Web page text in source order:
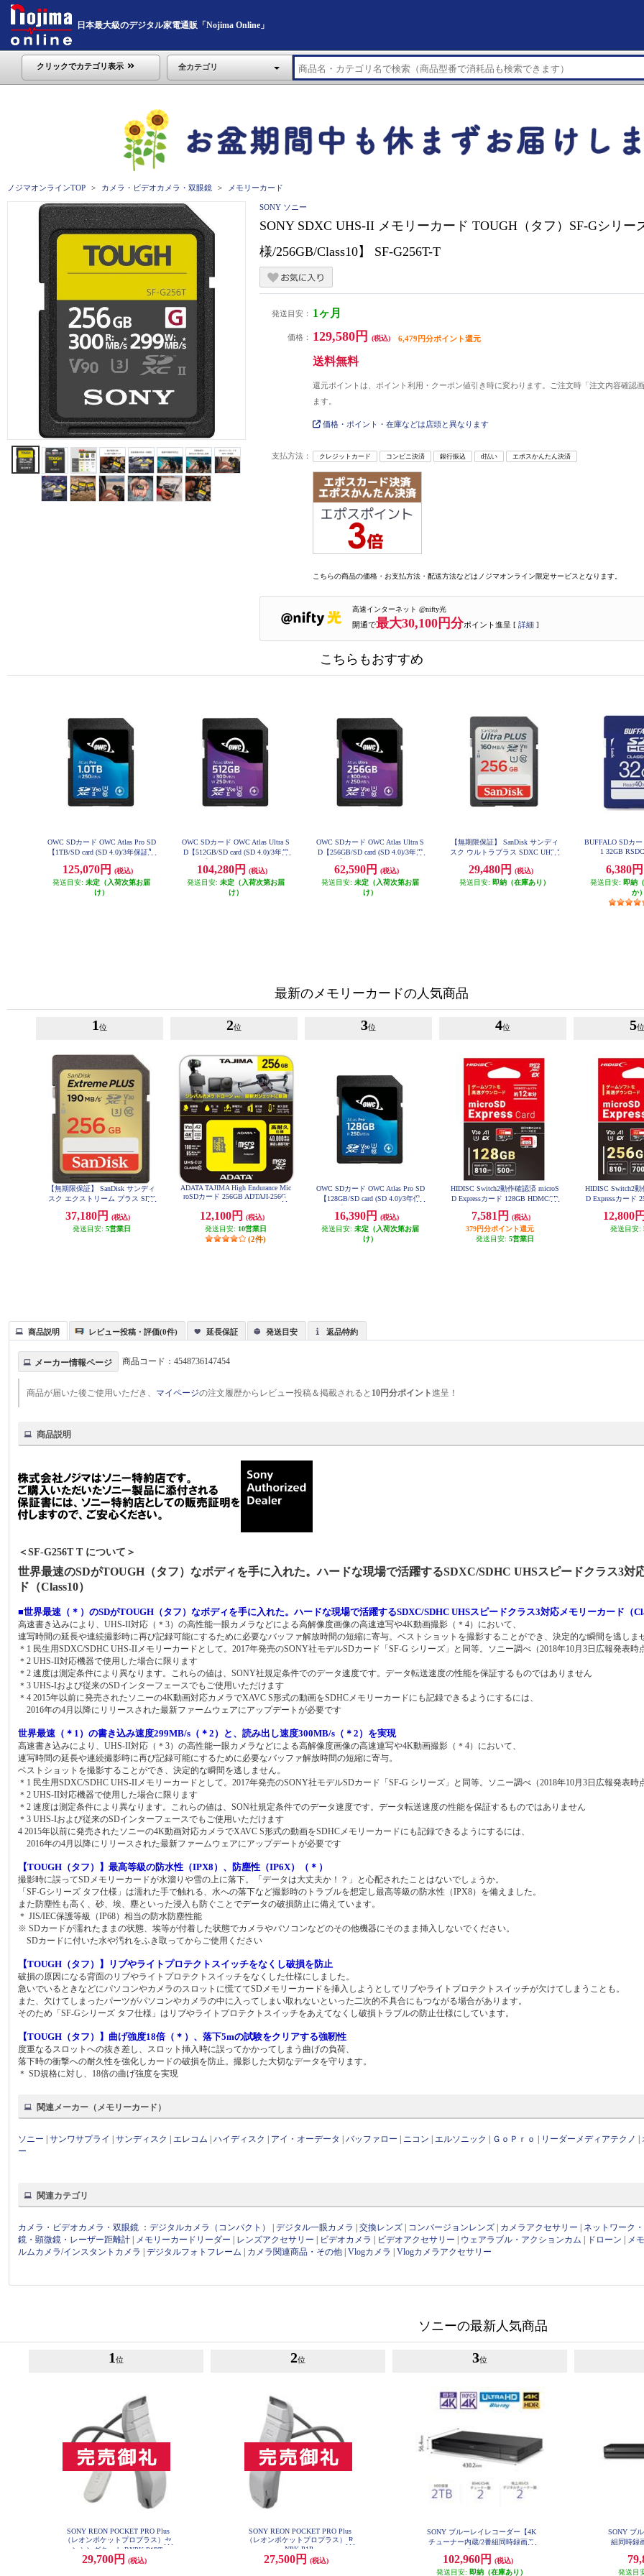
日本最大級のデジタル家電通販「Nojima Online」
クリックでカテゴリ表示 全カテゴリ
ノジマオンラインTOP カメラ・ビデオカメラ・双眼鏡 メモリーカード
SONY ソニー
SONY SDXC UHS-II メモリーカード TOUGH（タフ）SF-Gシリー
様/256GB/Class10】 SF-G256T-T
発送目安： 1ヶ月
価格： 129,580円 (税込) 6,479円分ポイント還元
送料無料
還元ポイントは、ポイント利用・クーポン値引き時に変わります。ご注文時「注文内容確認
ます。
価格・ポイント・在庫などは店頭と異なります
支払方法： クレジットカード コンビニ決済 銀行振込 d払い エポスかんたん決済
こちらの商品の価格・お支払方法・配送方法などはノジマオンライン限定サービスとなります。
高速インターネット @nifty光
開通で最大30,100円分ポイント進呈 [ 詳細 ]
こちらもおすすめ
OWC SDカード OWC Atlas Pro SD
【1TB/SD card (SD 4.0)/3年保証】
125,070円
(税込)
発送目安: 未定（入荷次第お届
け）
OWC SDカード OWC Atlas Ultra S
D【512GB/SD card (SD 4.0)/3年保
104,280円
(税込)
発送目安: 未定（入荷次第お届
け）
OWC SDカード OWC Atlas Ultra S
D【256GB/SD card (SD 4.0)/3年保
62,590円
(税込)
発送目安: 未定（入荷次第お届
け）
【無期限保証】 SanDisk サンディ
スク ウルトラプラス SDXC UHS-I
3IN
29,480円
(税込)
発送目安: 即納（在庫あり）
BUFFALO SDカ
1 32GB
6,380円
発送目安: 即納
か）
最新のメモリーカードの人気商品
1 位
【無期限保証】 SanDisk サンディ
スク エクストリーム プラス SDX
256G-JNJIP
37,180円
(税込)
発送目安: 5営業日
2位
ADATA TAJIMA High Endurance Mic
roSDカード 256GB ADTAJI-256G
12,100円
(税込)
発送目安: 10営業日
(2件)
3位
OWC SDカード OWC Atlas Pro SD
【128GB/SD card (SD 4.0)/3年保
16,390円
(税込)
発送目安: 未定（入荷次第お届
け）
4位
HIDISC Switch2動作確認済 microS
D Expressカード 128GB HDMCSD
7,581円
(税込)
379円分ポイント還元
発送目安: 5営業日
5位
HIDISC Switch2動
D Expressカード
12,800円
発送目安:
商品説明 レビュー投稿・評価(0件) 延長保証 発送目安 返品特約
メーカー情報ページ 商品コード：4548736147454
商品が届いた後ご使用いただき、 マイページの注文履歴からレビュー投稿＆掲載されると 10円分ポイント進呈！
商品説明
＜SF-G256T T について＞
世界最速のSDがTOUGH（タフ）なボディを手に入れた。ハードな現場で活躍するSDXC/SDHC UHSスピードクラス3対
ド（Class10）
■世界最速（＊）のSDがTOUGH（タフ）なボディを手に入れた。ハードな現場で活躍するSDXC/SDHC UHSスピードクラス3対応メモリーカード（
高速書き込みにより、UHS-II対応（＊3）の高性能一眼カメラなどによる高解像度画像の高速連写や4K動画撮影（＊4）において、
連写時間の延長や連続撮影時に再び記録可能にするために必要なバッファ解放時間の短縮に寄与。ベストショットを撮影することができ、決定的な瞬間を逃しま
＊1 民生用SDXC/SDHC UHS-IIメモリーカードとして。2017年発売のSONY社モデルSDカード「SF-G シリーズ」と同等。ソニー調べ（2018年10月3日広報発表時
＊2 UHS-II対応機器で使用した場合に限ります
＊2 速度は測定条件により異なります。これらの値は、SONY社規定条件でのデータ速度です。データ転送速度の性能を保証するものではありません
＊3 UHS-Iおよび従来のSDインターフェースでもご使用いただけます
＊4 2015年以前に発売されたソニーの4K動画対応カメラでXAVC S形式の動画をSDHCメモリーカードにも記録できるようにするには、
2016年の4月以降にリリースされた最新ファームウェアにアップデートが必要です
世界最速（＊1）の書き込み速度299MB/s（＊2）と、読み出し速度300MB/s（＊2）を実現
高速書き込みにより、UHS-II対応（＊3）の高性能一眼カメラなどによる高解像度画像の高速連写や4K動画撮影（＊4）において、
連写時間の延長や連続撮影時に再び記録可能にするために必要なバッファ解放時間の短縮に寄与。
ベストショットを撮影することができ、決定的な瞬間を逃しません。
＊1 民生用SDXC/SDHC UHS-IIメモリーカードとして。2017年発売のSONY社モデルSDカード「SF-G シリーズ」と同等。ソニー調べ（2018年10月3日広報発表時
＊2 UHS-II対応機器で使用した場合に限ります
＊2 速度は測定条件により異なります。これらの値は、SON社規定条件でのデータ速度です。データ転送速度の性能を保証するものではありません
＊3 UHS-Iおよび従来のSDインターフェースでもご使用いただけます
4 2015年以前に発売されたソニーの4K動画対応カメラでXAVC S形式の動画をSDHCメモリーカードにも記録できるようにするには、
2016年の4月以降にリリースされた最新ファームウェアにアップデートが必要です
【TOUGH（タフ）】最高等級の防水性（IPX8）、防塵性（IP6X）（＊）
撮影時に誤ってSDメモリーカードが水溜りや雪の上に落下。「データは大丈夫か！？」と心配されたことはないでしょうか。
「SF-Gシリーズ タフ仕様」は濡れた手で触れる、水への落下など撮影時のトラブルを想定し最高等級の防水性（IPX8）を備えました。
また防塵性も高く、砂、埃、塵といった浸入も防ぐことでデータの破損防止に備えています。
＊ JIS/IEC保護等級（IP68）相当の防水防塵性能
※ SDカードが濡れたままの状態、埃等が付着した状態でカメラやパソコンなどのその他機器にそのまま挿入しないでください。
SDカードに付いた水や汚れをふき取ってからご使用ください
【TOUGH（タフ）】リブやライトプロテクトスイッチをなくし破損を防止
破損の原因になる背面のリブやライトプロテクトスイッチをなくした仕様にしました。
急いでいるときなどにパソコンやカメラのスロットに慌ててSDメモリーカードを挿入しようとしてリブやライトプロテクトスイッチが欠けてしまうことも。
また、欠けてしまったパーツがパソコンやカメラの中に入ってしまい取れないといった二次的不具合にもつながる場合があります。
そのため「SF-Gシリーズ タフ仕様」はリブやライトプロテクトスイッチをあえてなくし破損トラブルの防止仕様にしています。
【TOUGH（タフ）】曲げ強度18倍（＊）、落下5mの試験をクリアする強靭性
度重なるスロットへの抜き差し、スロット挿入時に誤ってかかってしまう曲げの負荷、
落下時の衝撃への耐久性を強化しカードの破損を防止。撮影した大切なデータを守ります。
＊ SD規格に対し、18倍の曲げ強度を実現
関連メーカー（メモリーカード）
ソニー |サンワサプライ |サンディスク エレコム |ハイディスク アイ・オーデータ |バッファロー ニコン エルソニック ＧｏＰｒｏ リーダーメディアテクノ
ー
関連カテゴリ
カメラ・ビデオカメラ・双眼鏡 ：デジタルカメラ（コンパクト） |デジタル一眼カメラ |交換レンズ コンバージョンレンズ カメラアクセサリー ネットワーク
鏡・顕微鏡・レーザー距離計
メモリーカードリーダー レンズアクセサリー ビデオカメラ ビデオアクセサリー ウェアラブル・アクションカム ドローン メ
ルムカメラ/インスタントカメラ
|デジタルフォトフレーム カメラ関連商品・その他 |Vlogカメラ |Vlogカメラアクセサリー
ソニーの最新人気商品
1 位
SONY REON POCKET PRO Plus
（レオンポケットプロプラス）セ
ンシングキット RNPK-P1PT
29,700円 (税込)
2位
SONY REON POCKET PRO Plus
（レオンポケットプロプラス） R
NPK-P1P
27,500円 (税込)
3位
SONY ブルーレイレコーダー【4K
チューナー内蔵/2番組同時録画モ
102,960円
(税込)
発送目安: 即納（在庫あり）
SONY ブ
組同時録
発送目